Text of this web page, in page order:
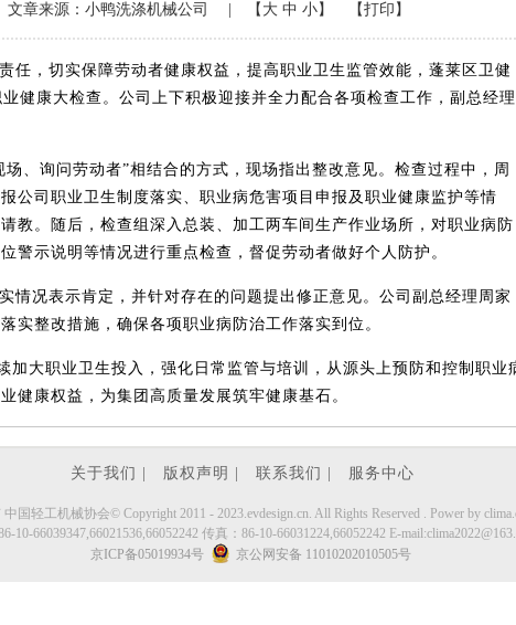
章来源：小鸭洗涤机械公司 | 【大 中 小】 【打印】
任，切实保障劳动者健康权益，提高职业卫生监管效能，蓬莱区卫健
业健康大检查。公司上下积极迎接并全力配合各项检查工作，副总经理
场、询问劳动者”相结合的方式，现场指出整改意见。检查过程中，周
公司职业卫生制度落实、职业病危害项目申报及职业健康监护等情
教。随后，检查组深入总装、加工两车间生产作业场所，对职业病防
警示说明等情况进行重点检查，督促劳动者做好个人防护。
情况表示肯定，并针对存在的问题提出修正意见。公司副总经理周家
实整改措施，确保各项职业病防治工作落实到位。
加大职业卫生投入，强化日常监管与培训，从源头上预防和控制职业
健康权益，为集团高质量发展筑牢健康基石。
关于我们 | 版权声明 | 联系我们 | 服务中心
国轻工机械协会© Copyright 2011 - 2023.evdesign.cn. All Rights Reserved . Power by
10-66039347,66021536,66052242 传真：86-10-66031224,66052242 E-
京ICP备05019934号
京公网安备 11010202010505号